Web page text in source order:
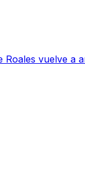
Roales vuelve a